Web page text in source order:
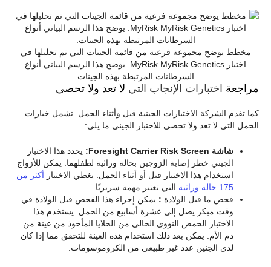
مخطط يوضح مجموعة فرعية من قائمة الجينات التي تم تحليلها في
اختبار MyRisk MyRisk Genetics. يوضح هذا الرسم البياني أنواع
السرطانات المرتبطة بهذه الجينات
مراجعة اختبارات الإنجاب التي لا تعد ولا تحصى
كما تقدم الشركة الاختبارات الجينية قبل وأثناء الحمل. تشمل خيارات
الحمل التي لا تعد ولا تحصى للاختبار الجيني ما يلي:
شاشة Foresight Carrier Risk Screen:
يحدد هذا الاختبار
الجيني خطر إصابة الزوجين بحالة وراثية لطفلهما. يمكن للأزواج
استخدام هذا الاختبار قبل أو أثناء الحمل. يغطي الاختبار أكثر من
175 حالة وراثية
التي تعتبر مهمة سريريًا.
فحص ما قبل الولادة : يمكن إجراء هذا الفحص قبل الولادة في
وقت مبكر يصل إلى عشرة أسابيع من الحمل. يستخدم هذا
الاختبار الحمض النووي الخالي من الخلايا المأخوذ من عينة من
دم الأم. يمكن بعد ذلك استخدام هذه العينة للتحقق مما إذا كان
لدى الجنين عدد غير طبيعي من الكروموسومات.